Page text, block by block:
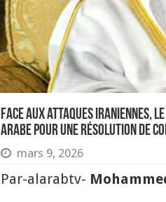
Face aux attaques iraniennes,
arabe pour une résolution de
mars 9, 2026
Par-alarabtv-